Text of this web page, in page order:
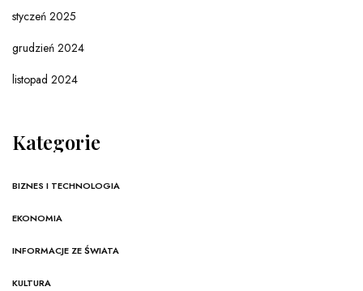
styczeń 2025
grudzień 2024
listopad 2024
Kategorie
BIZNES I TECHNOLOGIA
EKONOMIA
INFORMACJE ZE ŚWIATA
KULTURA